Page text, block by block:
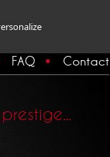
FAQ Contact